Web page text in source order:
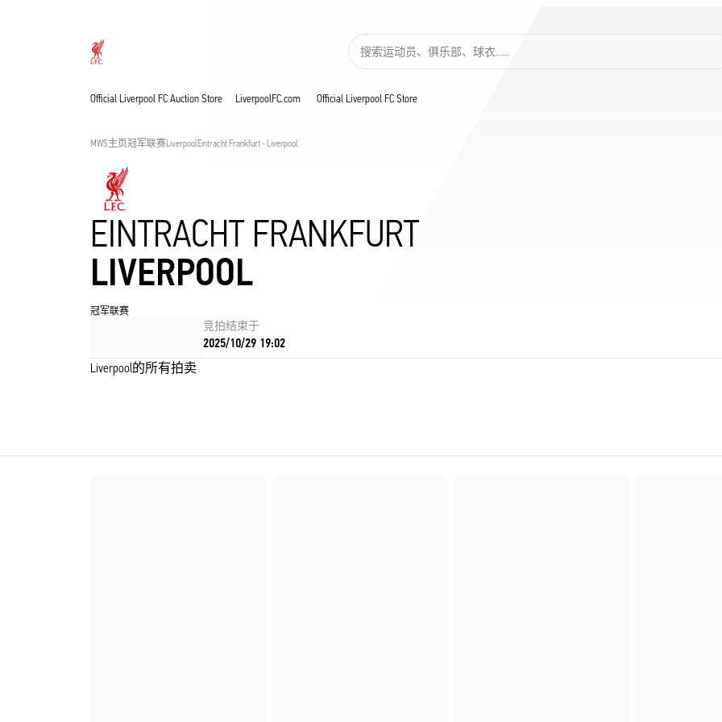
搜索运动员、俱乐部、球衣……
Official Liverpool FC Auction Store LiverpoolFC.com Official Liverpool FC Store
MWS主页冠军联赛LiverpoolEintracht Frankfurt - Liverpool
EINTRACHT FRANKFURT
LIVERPOOL
冠军联赛
竞拍结束于
2025/10/29 19:02
Liverpool的所有拍卖